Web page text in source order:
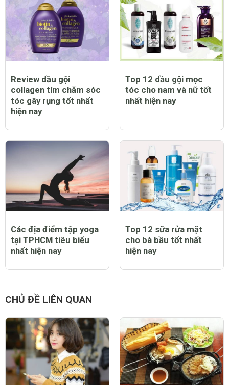
Review dầu gội
collagen tím chăm sóc
tóc gãy rụng tốt nhất
hiện nay
Top 12 dầu gội mọc
tóc cho nam và nữ tốt
nhất hiện nay
Các địa điểm tập yoga
tại TPHCM tiêu biểu
nhất hiện nay
Top 12 sữa rửa mặt
cho bà bầu tốt nhất
hiện nay
CHỦ ĐỀ LIÊN QUAN